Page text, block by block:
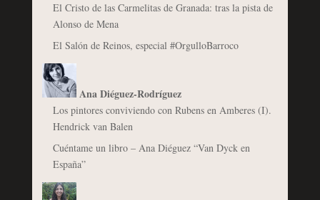
El Cristo de las Carmelitas de Granada: tras la pista de
Alonso de Mena
El Salón de Reinos, especial #OrgulloBarroco
Ana Diéguez-Rodríguez
Los pintores conviviendo con Rubens en Amberes (I).
Hendrick van Balen
Cuéntame un libro – Ana Diéguez “Van Dyck en
España”